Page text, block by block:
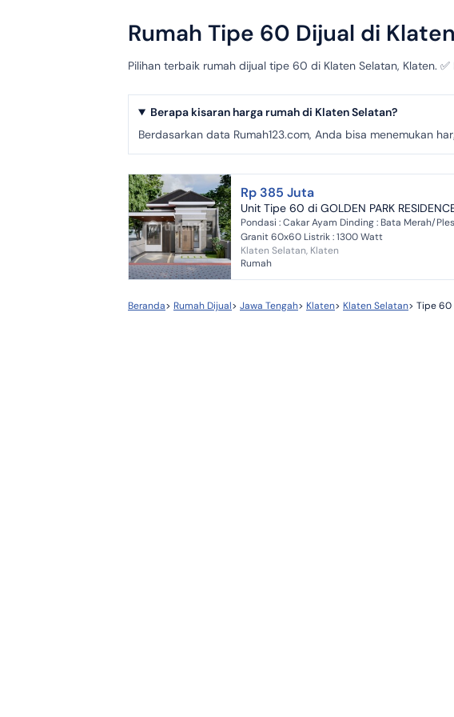
Rumah Tipe 60 Dijual di
Pilihan terbaik rumah dijual tipe 60 di Klaten Selatan, Klaten.
Berapa kisaran harga rumah di Klaten Selatan?
Berdasarkan data Rumah123.com, Anda bisa menemukan
Rp 385 Juta
Unit Tipe 60 di GOLDEN PARK
Pondasi : Cakar Ayam Dinding : Bata Merah/
Granit 60x60 Listrik : 1300 Watt
Klaten Selatan, Klaten
Rumah
Beranda> Rumah Dijual> Jawa Tengah> Klaten> Klaten Selatan> Tipe 60